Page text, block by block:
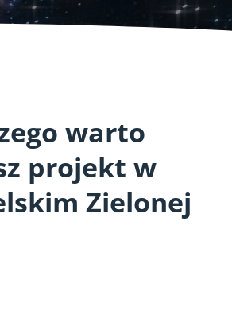
warto
projekt w
Zielonej